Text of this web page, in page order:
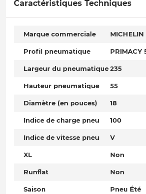
Caractéristiques Techniques
Marque commerciale MICHELIN
Profil pneumatique PRIMACY
Largeur du pneumatique235
Hauteur pneumatique 55
Diamètre (en pouces) 18
Indice de charge pneu 100
Indice de vitesse pneu V
XL Non
Runflat Non
Saison Pneu Été